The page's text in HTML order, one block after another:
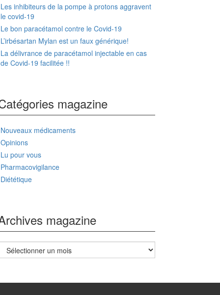
Les inhibiteurs de la pompe à protons aggravent
le covid-19
Le bon paracétamol contre le Covid-19
L’irbésartan Mylan est un faux générique!
La délivrance de paracétamol injectable en cas
de Covid-19 facilitée !!
magazine
Nouveaux médicaments
Opinions
Lu pour vous
Pharmacovigilance
Diététique
magazine
Archives